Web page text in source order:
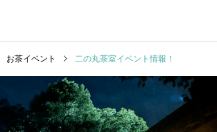
お茶イベント 二の丸茶室イベント情報！